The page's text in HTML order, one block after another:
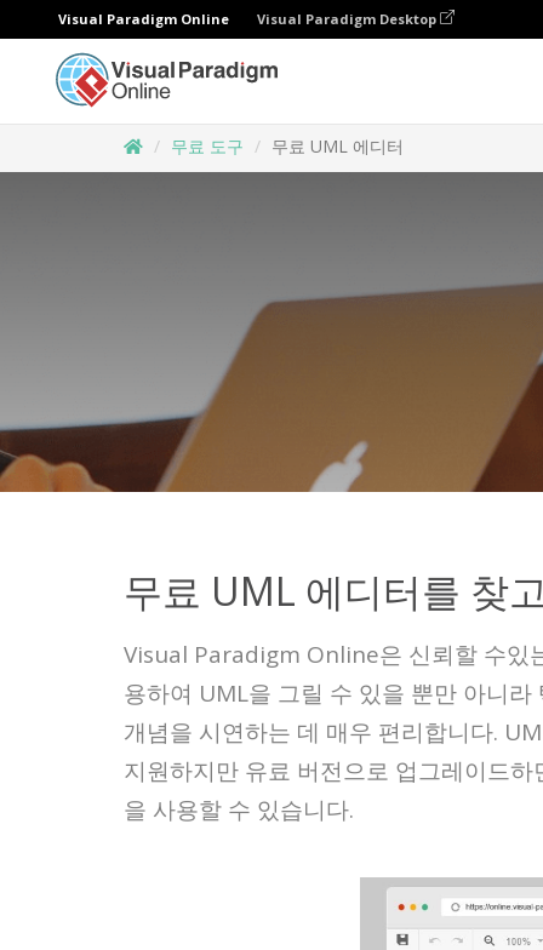
Visual Paradigm Online Visual Paradigm Desktop
무료 도구 무료 UML 에디터
무료 UML 에디터를 찾
Visual Paradigm Online은 신뢰할 수있
용하여 UML을 그릴 수 있을 뿐만 아니
개념을 시연하는 데 매우 편리합니다.
지원하지만 유료 버전으로 업그레이드
을 사용할 수 있습니다.